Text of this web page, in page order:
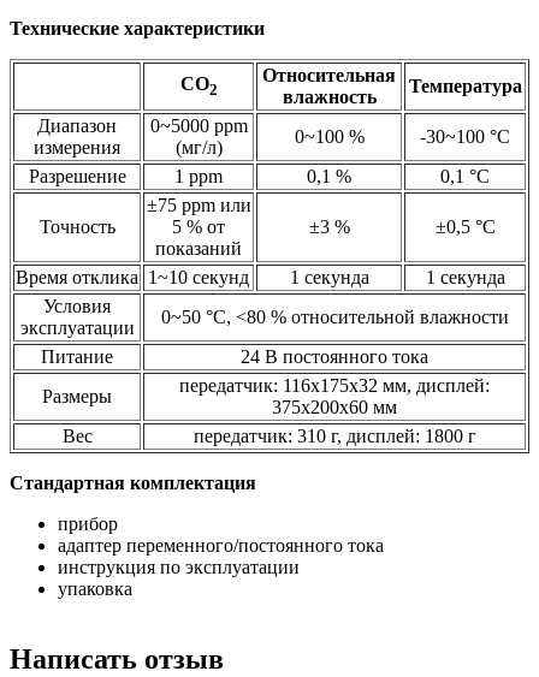
Технические характеристики
СО2
Относительная
влажность
Температура
Диапазон
измерения
0~5000 ppm
(мг/л)
0~100 % -30~100 °C
Разрешение
1 ppm 0,1 % 0,1 °C
Точность
±75 ppmили
5 % от
показаний
±3 % ±0,5 °C
Время отклика 1~10 секунд 1 секунда
1 секунда
Условия
эксплуатации
0~50 °C, <80 % относительной влажности
Питание
24 В постоянного тока
Размеры
передатчик: 116х175х32 мм, дисплей:
375х200х60 мм
Вес
передатчик: 310 г, дисплей: 1800 г
Стандартная комплектация
прибор
адаптер переменного/постоянного тока
инструкция по эксплуатации
упаковка
Написать отзыв